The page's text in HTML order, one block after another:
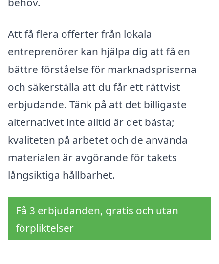
Att få flera offerter från lokala
entreprenörer kan hjälpa dig att få en
bättre förståelse för marknadspriserna
och säkerställa att du får ett rättvist
erbjudande. Tänk på att det billigaste
alternativet inte alltid är det bästa;
kvaliteten på arbetet och de använda
materialen är avgörande för takets
långsiktiga hållbarhet.
Få 3 erbjudanden, gratis och utan
förpliktelser